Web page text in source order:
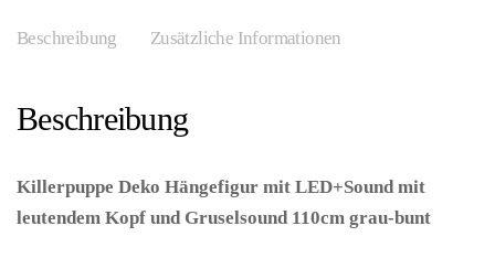
Beschreibung Zusätzliche Informationen
Beschreibung
Killerpuppe Deko Hängefigur mit LED+Sound mit
leutendem Kopf und Gruselsound 110cm grau-bunt